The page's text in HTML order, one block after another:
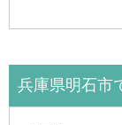
兵庫県明石市